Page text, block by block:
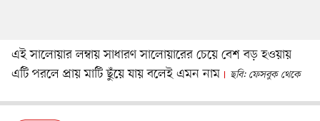
এই সালোয়ার লম্বায় সাধারণ সালোয়ারের চেয়ে বেশ বড় হওয়ায়
এটি পরলে প্রায় মাটি ছুঁয়ে যায় বলেই এমন নাম
ছবি: ফেসবুক থেকে